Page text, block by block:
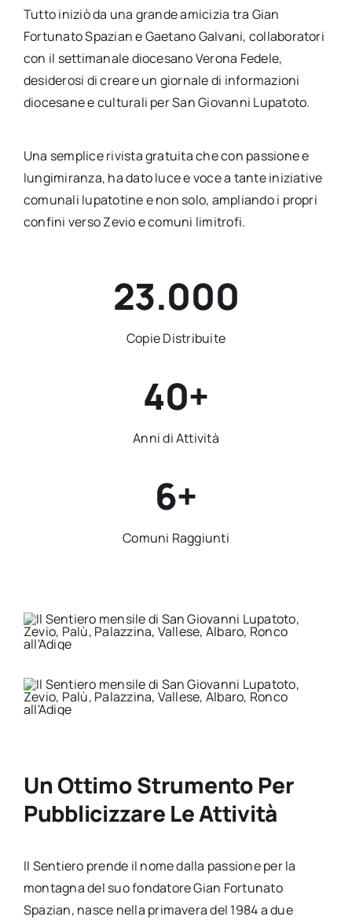
Tutto iniziò da una grande amicizia tra Gian
Fortunato Spazian e Gaetano Galvani, collaboratori
con il settimanale diocesano Verona Fedele,
desiderosi di creare un giornale di informazioni
diocesane e culturali per San Giovanni Lupatoto.
Una semplice rivista gratuita che con passione e
lungimiranza, ha dato luce e voce a tante iniziative
comunali lupatotine e non solo, ampliando i propri
confini verso Zevio e comuni limitrofi.
23.000
Copie Distribuite
40+
Anni di Attività
6+
Comuni Raggiunti
Un Ottimo Strumento Per
Pubblicizzare Le Attività
Il Sentiero prende il nome dalla passione per la
montagna del suo fondatore Gian Fortunato
Spazian, nasce nella primavera del 1984 a due